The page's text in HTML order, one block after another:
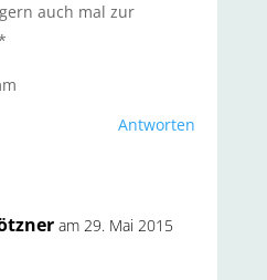
auch mal zur
Antworten
am 29. Mai 2015